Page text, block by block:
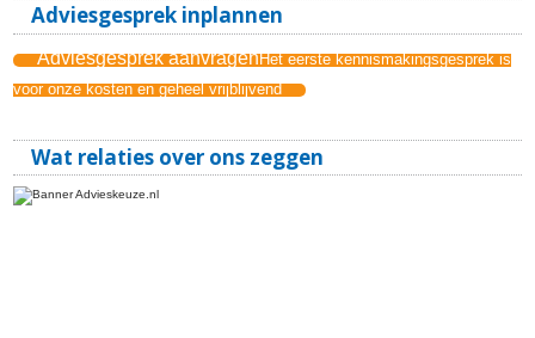
Adviesgesprek inplannen
Adviesgesprek aanvragenHet eerste kennismakingsgesprek is
voor onze kosten en geheel vrijblijvend
Wat relaties over ons zeggen